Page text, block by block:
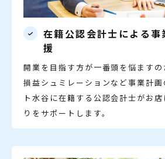
在籍公認会計士による
援
開業を目指す方が一番頭を悩ます
損益シュミレーションなど事業計
ト水谷に在籍する公認会計士がお
りをサポートします。